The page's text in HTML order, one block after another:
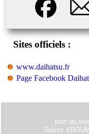
Sites officiels :
www.daihatsu.fr
Page Facebook
plan du site
Suivez